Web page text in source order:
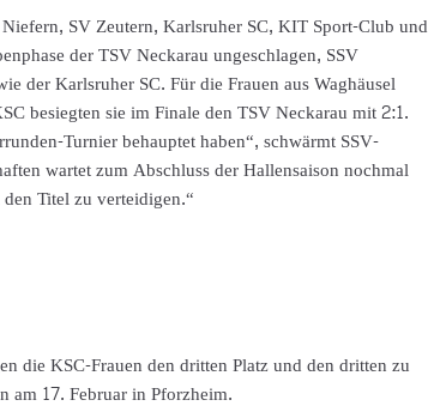
SV Zeutern, Karlsruher SC, KIT Sport-Club und
der TSV Neckarau ungeschlagen, SSV
der Karlsruher SC. Für die Frauen aus Waghäusel
besiegten sie im Finale den TSV Neckarau mit 2:1.
Turnier behauptet haben“, schwärmt SSV-
wartet zum Abschluss der Hallensaison nochmal
Titel zu verteidigen.“
die KSC-Frauen den dritten Platz und den dritten zu
am 17. Februar in Pforzheim.